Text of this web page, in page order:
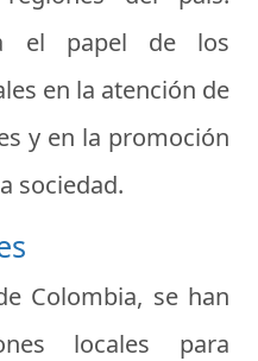
el papel de los
en la atención de
y en la promoción
sociedad.
Colombia, se han
locales para